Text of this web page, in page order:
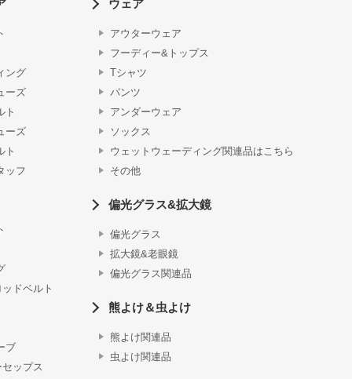
ング
ーズ
ト
ーズ
ト
ッフ
ドベルト
ブ
ップス
ウェア
アウターウェア
フーディー&トップス
Tシャツ
パンツ
アンダーウェア
ソックス
ウェットウェーディング関連品はこちら
その他
偏光グラス&拡大鏡
偏光グラス
拡大鏡&老眼鏡
偏光グラス関連品
熊よけ＆虫よけ
熊よけ関連品
虫よけ関連品